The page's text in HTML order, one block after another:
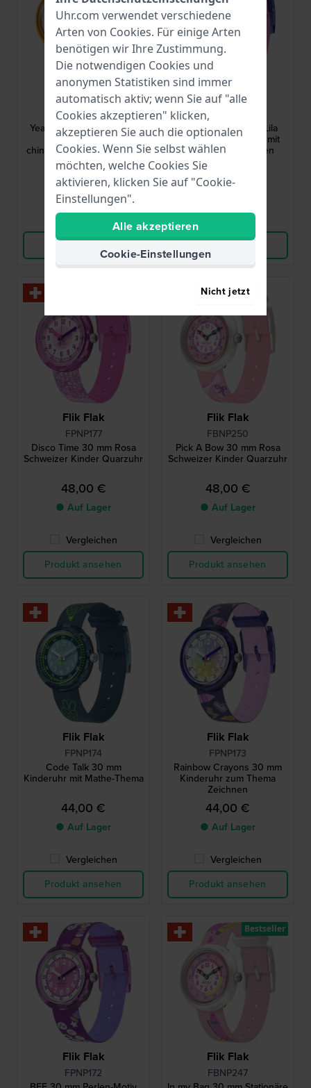
Flik Flak
FPNP165C
Year of the horse 30 mm
Geschenkset zum
chinesischen Neujahrsfest
48,00 €
● Auf Lager
Vergleichen
Produkt ansehen
Flik Flak
Party Finale 30 mm Lila
Schweizer Quarzuhr mit
glänzenden Kristallen
60,00 €
● Auf Lager
Vergleichen
Produkt ansehen
Flik Flak
FPNP177
Disco Time 30 mm Rosa
Schweizer Kinder Quarzuhr
48,00 €
● Auf Lager
Vergleichen
Produkt ansehen
Flik Flak
FBNP250
Pick A Bow 30 mm Rosa
Schweizer Kinder Quarzuhr
48,00 €
● Auf Lager
Vergleichen
Produkt ansehen
Flik Flak
FPNP174
Code Talk 30 mm
Kinderuhr mit Mathe-Thema
44,00 €
● Auf Lager
Vergleichen
Produkt ansehen
Flik Flak
FPNP173
Rainbow Crayons 30 mm
Kinderuhr zum Thema
Zeichnen
44,00 €
● Auf Lager
Vergleichen
Produkt ansehen
Flik Flak
FPNP172
Flik Flak
FBNP247
Bestseller
Uhr.com verwendet verschiedene
Arten von Cookies. Für einige Arten
benötigen wir Ihre Zustimmung.
Die notwendigen Cookies und
anonymen Statistiken sind immer
automatisch aktiv; wenn Sie auf "alle
Cookies akzeptieren" klicken,
akzeptieren Sie auch die optionalen
Cookies. Wenn Sie selbst wählen
möchten, welche Cookies Sie
aktivieren, klicken Sie auf "Cookie-
Einstellungen".
Alle akzeptieren
Cookie-Einstellungen
Nicht jetzt